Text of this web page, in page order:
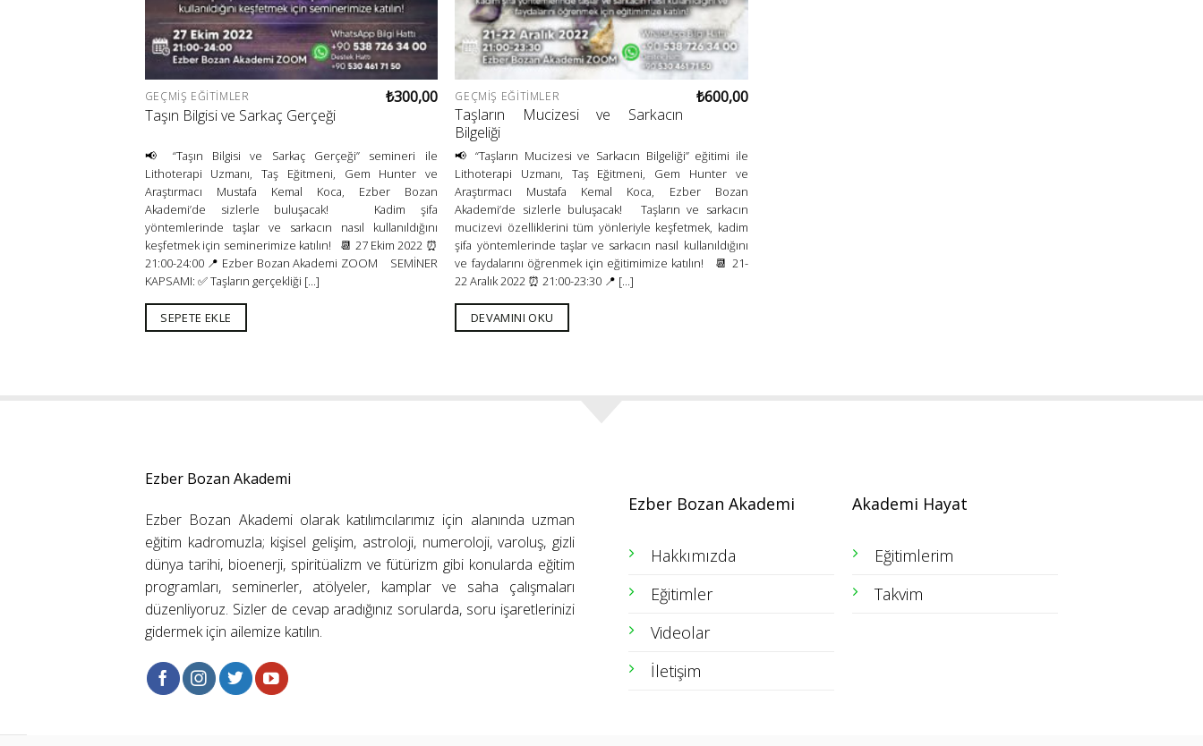
GEÇMIŞ EĞITIMLER
Taşın Bilgisi ve Sarkaç Gerçeği
₺300,00
📢 “Taşın Bilgisi ve Sarkaç Gerçeği” semineri ile
Lithoterapi Uzmanı, Taş Eğitmeni, Gem Hunter ve
Araştırmacı Mustafa Kemal Koca, Ezber Bozan
Akademi’de sizlerle buluşacak! Kadim şifa
yöntemlerinde taşlar ve sarkacın nasıl kullanıldığını
keşfetmek için seminerimize katılın! 📆 27 Ekim 2022 ⏰
21:00-24:00 📍 Ezber Bozan Akademi ZOOM SEMİNER
KAPSAMI: ✅ Taşların gerçekliği [...]
SEPETE EKLE
GEÇMIŞ EĞITIMLER
Taşların Mucizesi ve Sarkacın
Bilgeliği
₺600,00
📢 “Taşların Mucizesi ve Sarkacın Bilgeliği” eğitimi ile
Lithoterapi Uzmanı, Taş Eğitmeni, Gem Hunter ve
Araştırmacı Mustafa Kemal Koca, Ezber Bozan
Akademi’de sizlerle buluşacak! Taşların ve sarkacın
mucizevi özelliklerini tüm yönleriyle keşfetmek, kadim
şifa yöntemlerinde taşlar ve sarkacın nasıl kullanıldığını
ve faydalarını öğrenmek için eğitimimize katılın! 📆 21-
22 Aralık 2022 ⏰ 21:00-23:30 📍 [...]
DEVAMINI OKU
Ezber Bozan Akademi
Ezber Bozan Akademi olarak katılımcılarımız için alanında uzman
eğitim kadromuzla; kişisel gelişim, astroloji, numeroloji, varoluş, gizli
dünya tarihi, bioenerji, spiritüalizm ve fütürizm gibi konularda eğitim
programları, seminerler, atölyeler, kamplar ve saha çalışmaları
düzenliyoruz. Sizler de cevap aradığınız sorularda, soru işaretlerinizi
gidermek için ailemize katılın.
Ezber Bozan Akademi
Hakkımızda
Eğitimler
Videolar
İletişim
Akademi Hayat
Eğitimlerim
Takvim